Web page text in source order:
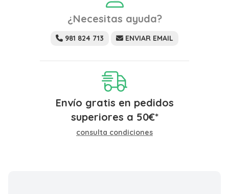
¿Necesitas ayuda?
981 824 713 ENVIAR EMAIL
Envío gratis en pedidos
superiores a 50€*
consulta condiciones